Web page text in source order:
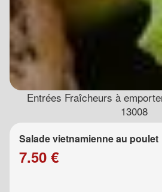
Entrées Fraîcheurs à
13008
Salade vietnamienne au poulet
7.50 €